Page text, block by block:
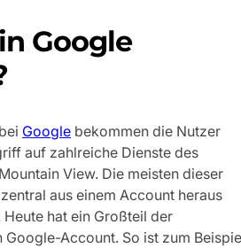
Google
Google bekommen die Nutzer
auf zahlreiche Dienste des
View. Die meisten dieser
aus einem Account heraus
Heute hat ein Großteil der
Google-Account. So ist zum